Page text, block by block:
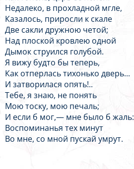
Недалеко, в прохладной мгле,
Казалось, приросли к скале
Две сакли дружною четой;
Над плоской кровлею одной
Дымок струился голубой.
Я вижу будто бы теперь,
Как отперлась тихонько дверь...
И затворилася опять!..
Тебе, я знаю, не понять
Мою тоску, мою печаль;
И если б мог,— мне было б жаль:
Воспоминанья тех минут
Во мне, со мной пускай умрут.